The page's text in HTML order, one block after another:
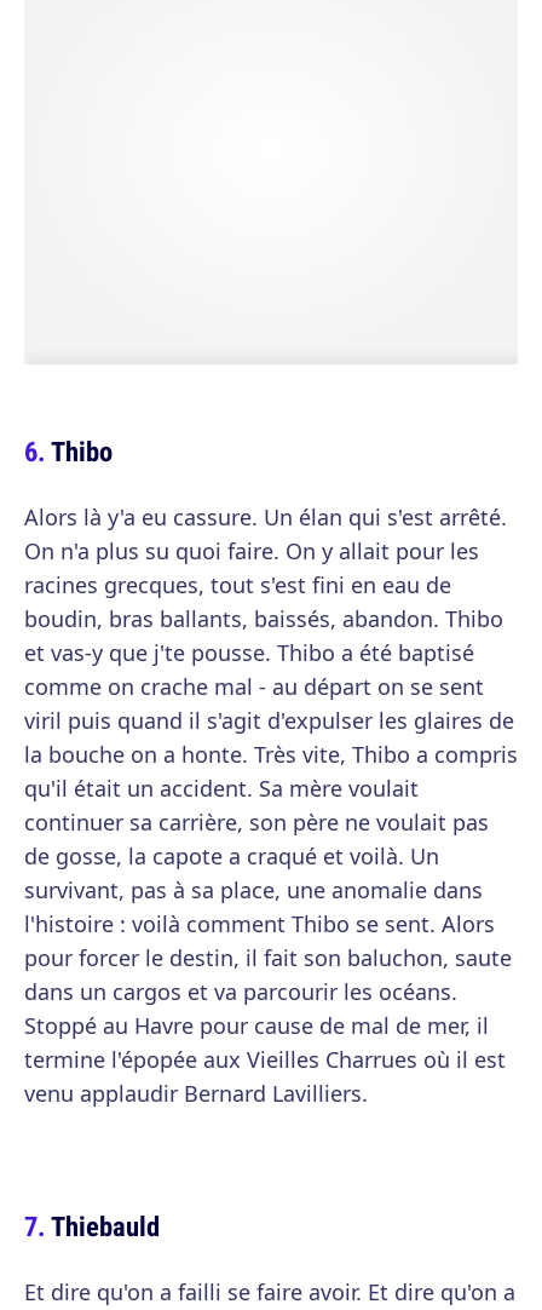
Thibo
Alors là y'a eu cassure. Un élan qui s'est arrêté.
On n'a plus su quoi faire. On y allait pour les
racines grecques, tout s'est fini en eau de
boudin, bras ballants, baissés, abandon. Thibo
et vas-y que j'te pousse. Thibo a été baptisé
comme on crache mal - au départ on se sent
viril puis quand il s'agit d'expulser les glaires de
la bouche on a honte. Très vite, Thibo a compris
qu'il était un accident. Sa mère voulait
continuer sa carrière, son père ne voulait pas
de gosse, la capote a craqué et voilà. Un
survivant, pas à sa place, une anomalie dans
l'histoire : voilà comment Thibo se sent. Alors
pour forcer le destin, il fait son baluchon, saute
dans un cargos et va parcourir les océans.
Stoppé au Havre pour cause de mal de mer, il
termine l'épopée aux Vieilles Charrues où il est
venu applaudir Bernard Lavilliers.
Thiebauld
Et dire qu'on a failli se faire avoir. Et dire qu'on a